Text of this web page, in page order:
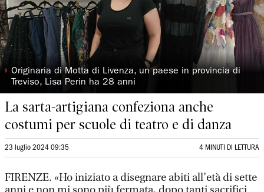
◗ Originaria di Motta di Livenza, un paese in provincia di
Treviso, Lisa Perin ha 28 anni
La sarta-artigiana confeziona anche
costumi per scuole di teatro e di danza
23 luglio 2024 09:35 4 MINUTI DI LETTURA
FIRENZE. «Ho iniziato a disegnare abiti all’età di sette